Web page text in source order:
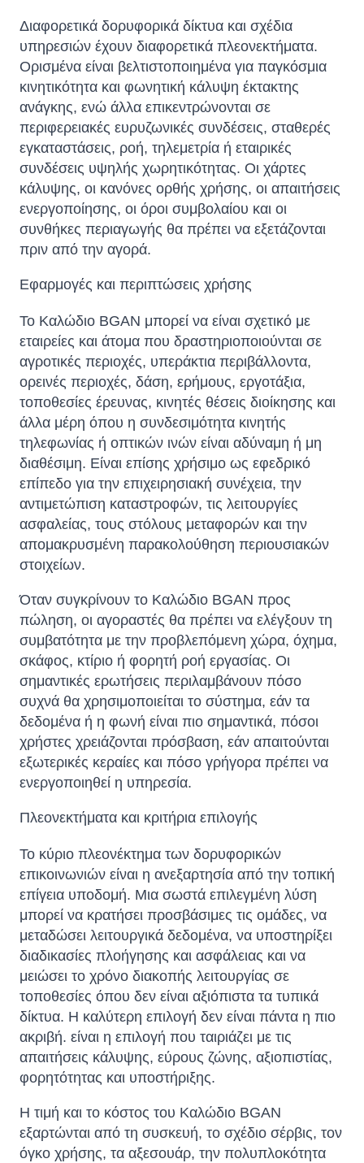
Διαφορετικά δορυφορικά δίκτυα και σχέδια
υπηρεσιών έχουν διαφορετικά πλεονεκτήματα.
Ορισμένα είναι βελτιστοποιημένα για παγκόσμια
κινητικότητα και φωνητική κάλυψη έκτακτης
ανάγκης, ενώ άλλα επικεντρώνονται σε
περιφερειακές ευρυζωνικές συνδέσεις, σταθερές
εγκαταστάσεις, ροή, τηλεμετρία ή εταιρικές
συνδέσεις υψηλής χωρητικότητας. Οι χάρτες
κάλυψης, οι κανόνες ορθής χρήσης, οι απαιτήσεις
ενεργοποίησης, οι όροι συμβολαίου και οι
συνθήκες περιαγωγής θα πρέπει να εξετάζονται
πριν από την αγορά.
Εφαρμογές και περιπτώσεις χρήσης
Το Καλώδιο BGAN μπορεί να είναι σχετικό με
εταιρείες και άτομα που δραστηριοποιούνται σε
αγροτικές περιοχές, υπεράκτια περιβάλλοντα,
ορεινές περιοχές, δάση, ερήμους, εργοτάξια,
τοποθεσίες έρευνας, κινητές θέσεις διοίκησης και
άλλα μέρη όπου η συνδεσιμότητα κινητής
τηλεφωνίας ή οπτικών ινών είναι αδύναμη ή μη
διαθέσιμη. Είναι επίσης χρήσιμο ως εφεδρικό
επίπεδο για την επιχειρησιακή συνέχεια, την
αντιμετώπιση καταστροφών, τις λειτουργίες
ασφαλείας, τους στόλους μεταφορών και την
απομακρυσμένη παρακολούθηση περιουσιακών
στοιχείων.
Όταν συγκρίνουν το Καλώδιο BGAN προς
πώληση, οι αγοραστές θα πρέπει να ελέγξουν τη
συμβατότητα με την προβλεπόμενη χώρα, όχημα,
σκάφος, κτίριο ή φορητή ροή εργασίας. Οι
σημαντικές ερωτήσεις περιλαμβάνουν πόσο
συχνά θα χρησιμοποιείται το σύστημα, εάν τα
δεδομένα ή η φωνή είναι πιο σημαντικά, πόσοι
χρήστες χρειάζονται πρόσβαση, εάν απαιτούνται
εξωτερικές κεραίες και πόσο γρήγορα πρέπει να
ενεργοποιηθεί η υπηρεσία.
Πλεονεκτήματα και κριτήρια επιλογής
Το κύριο πλεονέκτημα των δορυφορικών
επικοινωνιών είναι η ανεξαρτησία από την τοπική
επίγεια υποδομή. Μια σωστά επιλεγμένη λύση
μπορεί να κρατήσει προσβάσιμες τις ομάδες, να
μεταδώσει λειτουργικά δεδομένα, να υποστηρίξει
διαδικασίες πλοήγησης και ασφάλειας και να
μειώσει το χρόνο διακοπής λειτουργίας σε
τοποθεσίες όπου δεν είναι αξιόπιστα τα τυπικά
δίκτυα. Η καλύτερη επιλογή δεν είναι πάντα η πιο
ακριβή. είναι η επιλογή που ταιριάζει με τις
απαιτήσεις κάλυψης, εύρους ζώνης, αξιοπιστίας,
φορητότητας και υποστήριξης.
Η τιμή και το κόστος του Καλώδιο BGAN
εξαρτώνται από τη συσκευή, το σχέδιο σέρβις, τον
όγκο χρήσης, τα αξεσουάρ, την πολυπλοκότητα